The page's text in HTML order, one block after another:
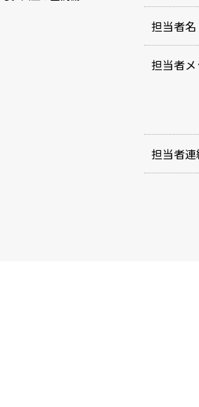
担当者名
担当者
担当者連